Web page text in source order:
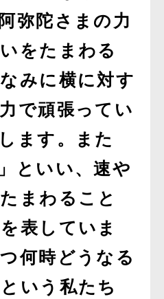
弥陀さまの力
をたまわる
みに横に対す
で頑張ってい
ます。また
といい、速や
まわること
表していま
何時どうなる
いう私たち